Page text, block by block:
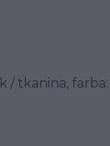
/ tkanina,